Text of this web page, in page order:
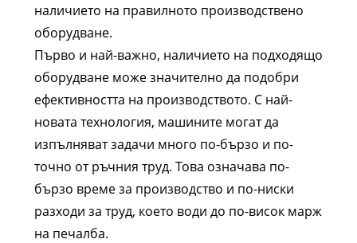
наличието на правилното производствено
оборудване.
Първо и най-важно, наличието на подходящо
оборудване може значително да подобри
ефективността на производството. С най-
новата технология, машините могат да
изпълняват задачи много по-бързо и по-
точно от ръчния труд. Това означава по-
бързо време за производство и по-ниски
разходи за труд, което води до по-висок марж
на печалба.